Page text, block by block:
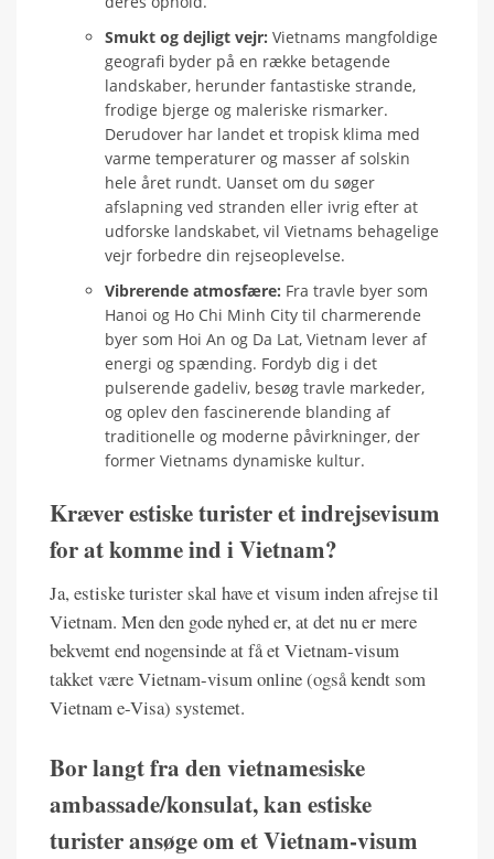
Smukt og dejligt vejr: Vietnams mangfoldige
geografi byder på en række betagende
landskaber, herunder fantastiske strande,
frodige bjerge og maleriske rismarker.
Derudover har landet et tropisk klima med
varme temperaturer og masser af solskin
hele året rundt. Uanset om du søger
afslapning ved stranden eller ivrig efter at
udforske landskabet, vil Vietnams behagelige
vejr forbedre din rejseoplevelse.
Vibrerende atmosfære: Fra travle byer som
Hanoi og Ho Chi Minh City til charmerende
byer som Hoi An og Da Lat, Vietnam lever af
energi og spænding. Fordyb dig i det
pulserende gadeliv, besøg travle markeder,
og oplev den fascinerende blanding af
traditionelle og moderne påvirkninger, der
former Vietnams dynamiske kultur.
Kræver estiske turister et indrejsevisum
for at komme ind i Vietnam?
Ja, estiske turister skal have et visum inden afrejse til
Vietnam. Men den gode nyhed er, at det nu er mere
bekvemt end nogensinde at få et Vietnam-visum
takket være Vietnam-visum online (også kendt som
Vietnam e-Visa) systemet.
Bor langt fra den vietnamesiske
ambassade/konsulat, kan estiske
turister ansøge om et Vietnam-visum